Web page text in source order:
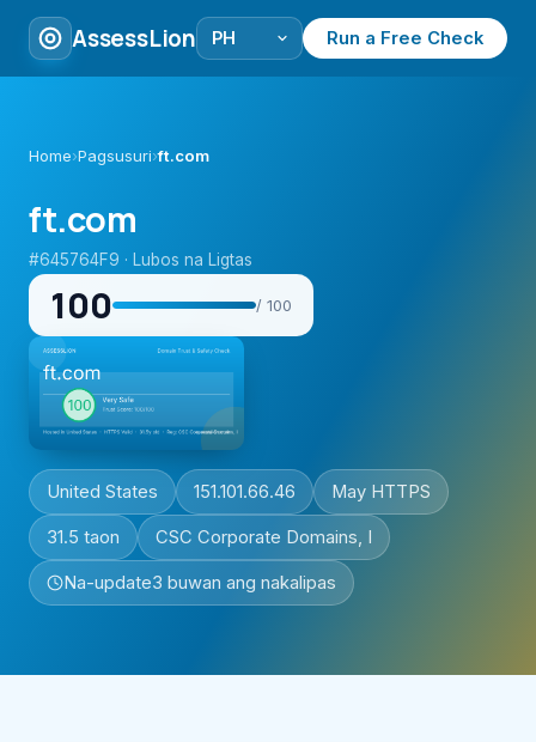
AssessLion Run a Free Check
Home›Pagsusuri›ft.com
ft.com
#645764F9 · Lubos na Ligtas
100 / 100
United States 151.101.66.46 May HTTPS
31.5 taon CSC Corporate Domains, I
Na-update3 buwan ang nakalipas